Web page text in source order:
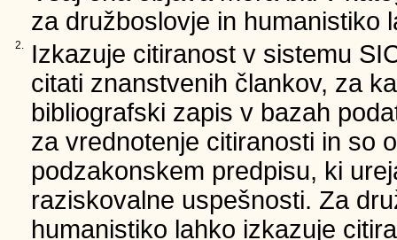
za družboslovje in humanistiko
2.
Izkazuje citiranost v sistemu
citati znanstvenih člankov, za
bibliografski zapis v bazah
za vrednotenje citiranosti in so
podzakonskem predpisu, ki
raziskovalne uspešnosti. Za
humanistiko lahko izkazuje